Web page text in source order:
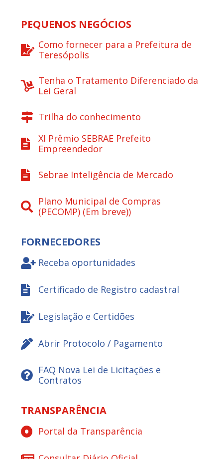
PEQUENOS NEGÓCIOS
Como fornecer para a Prefeitura de
Teresópolis
Tenha o Tratamento Diferenciado da
Lei Geral
Trilha do conhecimento
XI Prêmio SEBRAE Prefeito
Empreendedor
Sebrae Inteligência de Mercado
Plano Municipal de Compras
(PECOMP) (Em breve))
FORNECEDORES
Receba oportunidades
Certificado de Registro cadastral
Legislação e Certidões
Abrir Protocolo / Pagamento
FAQ Nova Lei de Licitações e
Contratos
TRANSPARÊNCIA
Portal da Transparência